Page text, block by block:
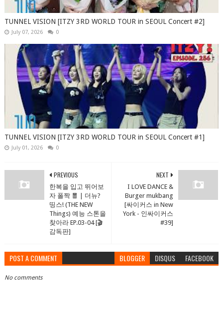
TUNNEL VISION [ITZY 3RD WORLD TOUR in SEOUL Concert #2]
July 07, 2026 0
TUNNEL VISION [ITZY 3RD WORLD TOUR in SEOUL Concert #1]
July 01, 2026 0
NEXT
I LOVE DANCE &
Burger mukbang
[싸이커스 in New
York - 인싸이커스
#39]
PREVIOUS
한복을 입고 뛰어보
자 폴짝 🧧 | 더뉴?
띵스! (THE NEW
Things) 예능 스톤을
찾아라 EP.03-04 [🎬
감독판]
POST A COMMENT BLOGGER DISQUS FACEBOOK
No comments